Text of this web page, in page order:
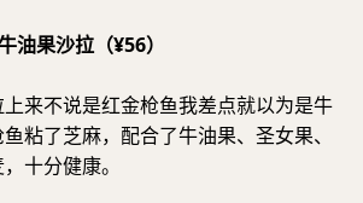
油果沙拉（¥56）
来不说是红金枪鱼我差点就以为是牛
粘了芝麻，配合了牛油果、圣女果、
十分健康。